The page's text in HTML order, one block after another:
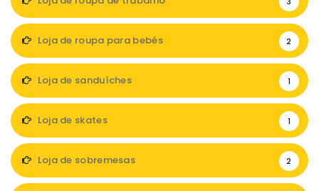
Loja de roupa para bebés 2
Loja de sanduíches 1
Loja de skates 1
Loja de sobremesas 2